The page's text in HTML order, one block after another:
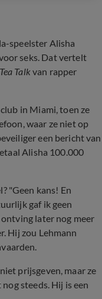
speelster Alisha
seks. Dat vertelt
Talkvan rapper
in Miami, toen ze
waar ze niet op
een bericht van
Alisha 100.000
"Geen kans! En
gaf ik geen
later nog meer
Hij zou Lehmann
prijsgeven, maar ze
steeds. Hij is een